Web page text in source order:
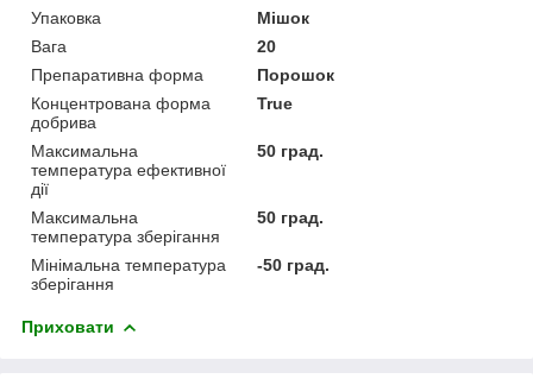
Упаковка
Мішок
Вага
20
Препаративна форма
Порошок
Концентрована форма
добрива
True
Максимальна
температура ефективної
дії
50 град.
Максимальна
температура зберігання
50 град.
Мінімальна температура
зберігання
-50 град.
Приховати